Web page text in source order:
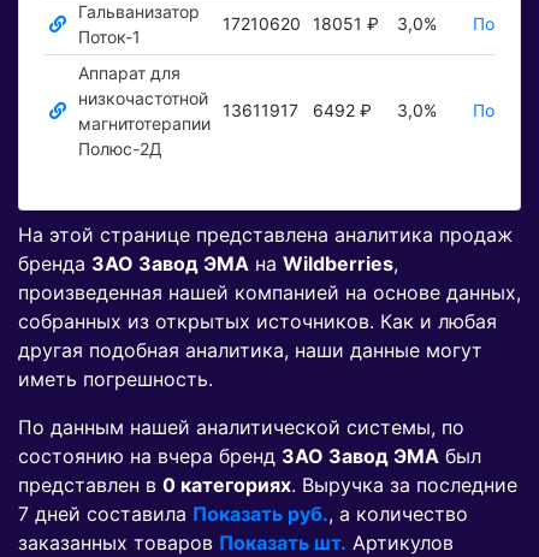
Гальванизатор
Поток-1
17210620 18051 ₽ 3,0%
Аппарат для
низкочастотной
магнитотерапии
Полюс-2Д
13611917 6492 ₽ 3,0%
На этой странице представлена аналитика продаж
бренда ЗАО Завод ЭМА на Wildberries,
произведенная нашей компанией на основе данных,
собранных из открытых источников. Как и любая
другая подобная аналитика, наши данные могут
иметь погрешность.
По данным нашей аналитической системы, по
состоянию на вчера бренд ЗАО Завод ЭМА был
представлен в 0 категориях. Выручка за последние
7 дней составила Показать руб., а количество
заказанных товаров Показать шт. Артикулов